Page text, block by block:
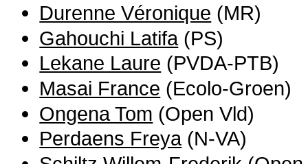
Durenne Véronique (MR)
Gahouchi Latifa (PS)
Lekane Laure (PVDA-PTB)
Masai France (Ecolo-Groen)
Ongena Tom (Open Vld)
Perdaens Freya(N-VA)